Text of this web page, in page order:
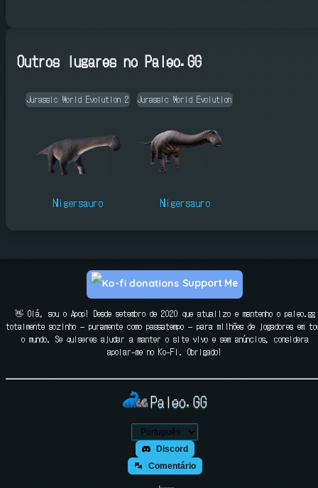
Outros lugares no Paleo.GG
Jurassic World Evolution 2
Nigersauro
Jurassic World Evolution
Nigersauro
👋 Olá, sou o Apop! Desde setembro de 2020 que atualizo e mantenho o paleo.gg
totalmente sozinho — puramente como passatempo — para milhões de jogadores em
o mundo. Se quiseres ajudar a manter o site vivo e sem anúncios, considera
apoiar-me no Ko-Fi. Obrigado!
Support Me
Paleo.GG
Discord
Comentário